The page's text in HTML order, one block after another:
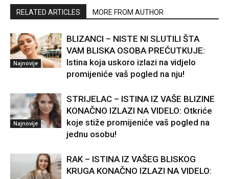
RELATED ARTICLES MORE FROM AUTHOR
Najnovije
BLIZANCI – NISTE NI SLUTILI ŠTA
VAM BLISKA OSOBA PREĆUTKUJE:
Istina koja uskoro izlazi na vidjelo
promijeniće vaš pogled na nju!
Najnovije
STRIJELAC – ISTINA IZ VAŠE BLIZINE
KONAČNO IZLAZI NA VIDELO: Otkriće
koje stiže promijeniće vaš pogled na
jednu osobu!
RAK – ISTINA IZ VAŠEG BLISKOG
KRUGA KONAČNO IZLAZI NA VIDELO: